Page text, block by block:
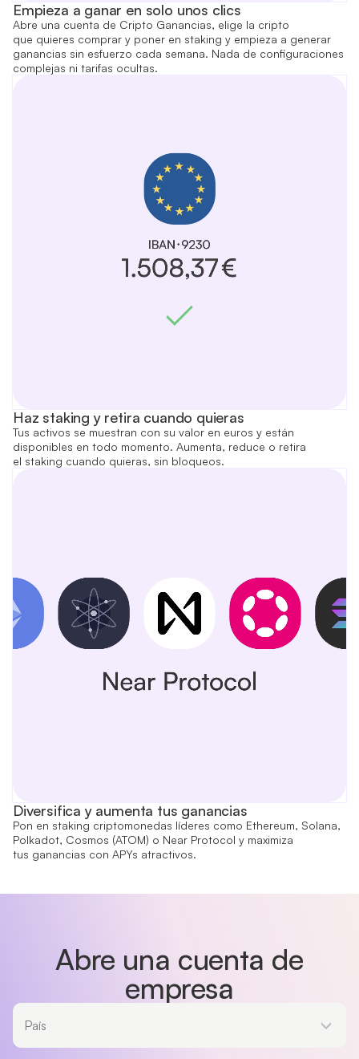
Empieza a ganar en solo unos clics
Abre una cuenta de Cripto Ganancias, elige la cripto
que quieres comprar y poner en staking y empieza a generar
ganancias sin esfuerzo cada semana. Nada de configuraciones
complejas ni tarifas ocultas.
Haz staking y retira cuando quieras
Tus activos se muestran con su valor en euros y están
disponibles en todo momento. Aumenta, reduce o retira
el staking cuando quieras, sin bloqueos.
Diversifica y aumenta tus ganancias
Pon en staking criptomonedas líderes como Ethereum, Solana,
Polkadot, Cosmos (ATOM) o Near Protocol y maximiza
tus ganancias con APYs atractivos.
Abre una cuenta de
empresa
País